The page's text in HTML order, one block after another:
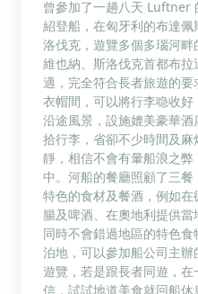
曾參加了一趟八天 Luftner
紹登船，在匈牙利的布達
洛伐克，遊覽多個多瑙河
維也納、斯洛伐克首都布
適，完全符合長者旅遊的
衣帽間，可以將行李喼收
沿途風景，設施媲美豪華
拾行李，省卻不少時間及
靜，相信不會有暈船浪之
中。河船的餐廳照顧了三
特色的食材及餐酒，例如
腸及啤酒、在奧地利提供
同時不會錯過地區的特色
泊地，可以參加船公司主
遊覽，若是跟長者同遊，
信，試試地道美食就回船